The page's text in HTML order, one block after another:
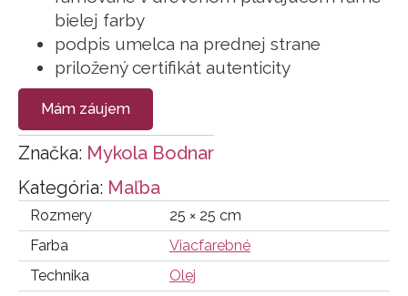
bielej farby
podpis umelca na prednej strane
priložený certifikát autenticity
Mám záujem
Kategória: Maľba
Značka: Mykola Bodnar
Rozmery
25 × 25 cm
Farba
Viacfarebné
Technika
Olej